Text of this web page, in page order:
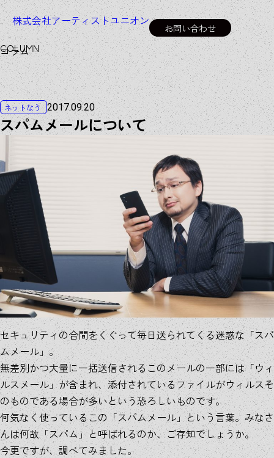
株式会社アーティストユニオン
お問い合わせ
コラム
COLUMN
ネットなう 2017.09.20
スパムメールについて
セキュリティの合間をくぐって毎日送られてくる迷惑な「スパ
ムメール」。
無差別かつ大量に一括送信されるこのメールの一部には「ウィ
ルスメール」が含まれ、添付されているファイルがウィルスそ
のものである場合が多いという恐ろしいものです。
何気なく使っているこの「スパムメール」という言葉。みなさ
んは何故「スパム」と呼ばれるのか、ご存知でしょうか。
今更ですが、調べてみました。